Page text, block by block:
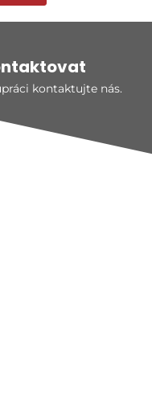
kontaktujte nás.